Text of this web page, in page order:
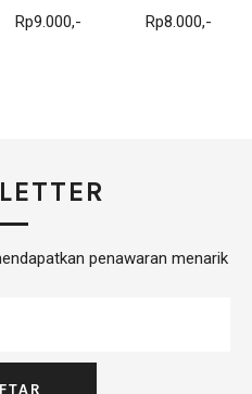
Rp9.000,- Rp8.000,-
penawaran menarik